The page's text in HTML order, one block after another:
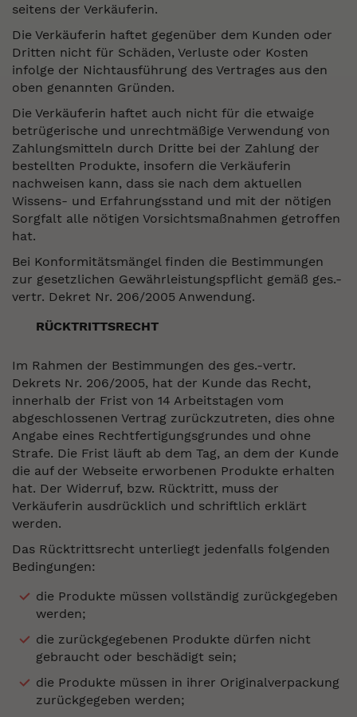
seitens der Verkäuferin.
Die Verkäuferin haftet gegenüber dem Kunden oder
Dritten nicht für Schäden, Verluste oder Kosten
infolge der Nichtausführung des Vertrages aus den
oben genannten Gründen.
Die Verkäuferin haftet auch nicht für die etwaige
betrügerische und unrechtmäßige Verwendung von
Zahlungsmitteln durch Dritte bei der Zahlung der
bestellten Produkte, insofern die Verkäuferin
nachweisen kann, dass sie nach dem aktuellen
Wissens- und Erfahrungsstand und mit der nötigen
Sorgfalt alle nötigen Vorsichtsmaßnahmen getroffen
hat.
Bei Konformitätsmängel finden die Bestimmungen
zur gesetzlichen Gewährleistungspflicht gemäß ges.-
vertr. Dekret Nr. 206/2005 Anwendung.
RÜCKTRITTSRECHT
Im Rahmen der Bestimmungen des ges.-vertr.
Dekrets Nr. 206/2005, hat der Kunde das Recht,
innerhalb der Frist von 14 Arbeitstagen vom
abgeschlossenen Vertrag zurückzutreten, dies ohne
Angabe eines Rechtfertigungsgrundes und ohne
Strafe. Die Frist läuft ab dem Tag, an dem der Kunde
die auf der Webseite erworbenen Produkte erhalten
hat. Der Widerruf, bzw. Rücktritt, muss der
Verkäuferin ausdrücklich und schriftlich erklärt
werden.
Das Rücktrittsrecht unterliegt jedenfalls folgenden
Bedingungen:
die Produkte müssen vollständig zurückgegeben
werden;
die zurückgegebenen Produkte dürfen nicht
gebraucht oder beschädigt sein;
die Produkte müssen in ihrer Originalverpackung
zurückgegeben werden;